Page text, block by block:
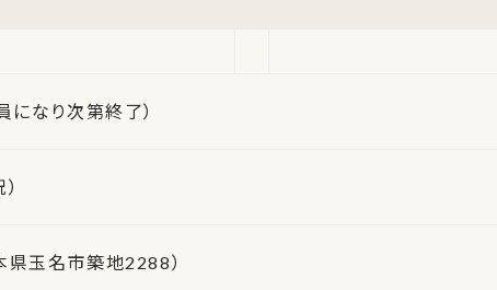
なり次第終了）
県玉名市築地2288）